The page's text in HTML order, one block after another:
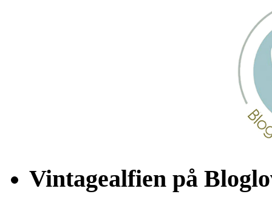
Vintagealfien på